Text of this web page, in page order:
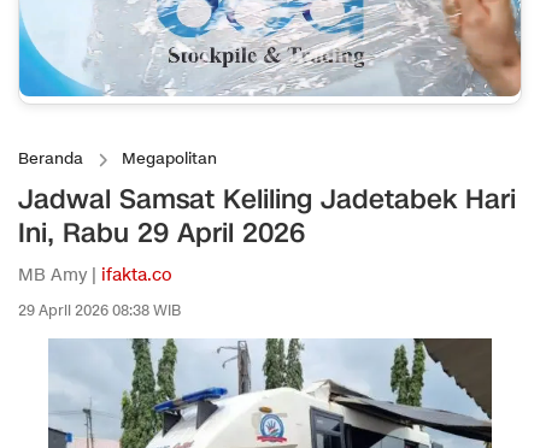
Beranda Megapolitan
Jadwal Samsat Keliling Jadetabek Hari
Ini, Rabu 29 April 2026
MB Amy | ifakta.co
29 April 2026 08:38 WIB